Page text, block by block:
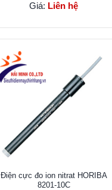
Giá: Liên hệ
Điện cực đo ion nitrat HORIBA
8201-10C